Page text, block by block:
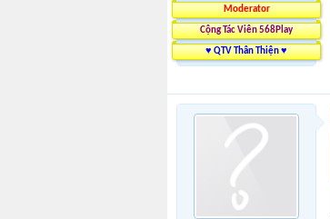
Moderator
Cộng Tác Viên 568Play
♥ QTV Thân Thiện ♥